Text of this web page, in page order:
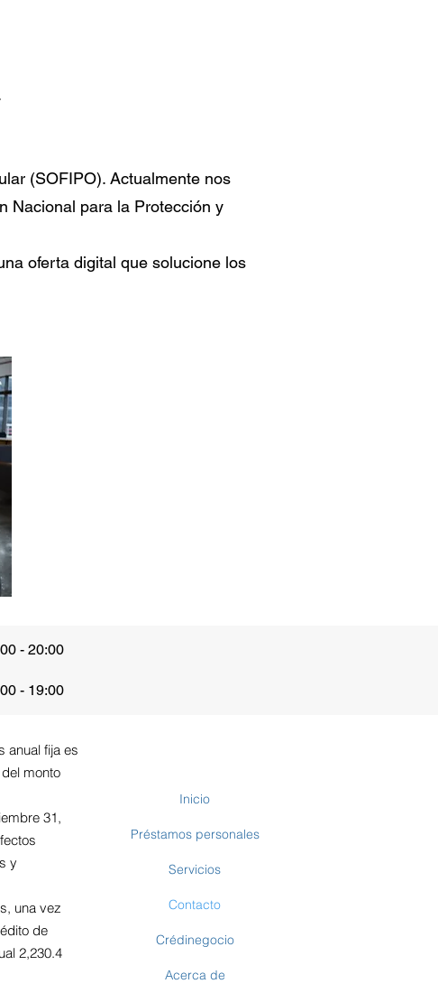
(SOFIPO). Actualmente nos
Nacional para la Protección y
oferta digital que solucione los
- 20:00
- 19:00
anual fija es
monto
31,
y
una vez
de
2,230.4
Inicio
Préstamos personales
Servicios
Contacto
Crédinegocio
Acerca de